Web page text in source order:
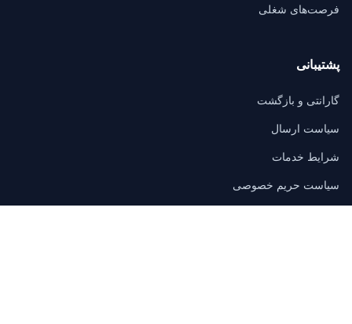
فرصت‌های شغلی
پشتیبانی
گارانتی و بازگشت
سیاست ارسال
شرایط خدمات
سیاست حریم خصوصی